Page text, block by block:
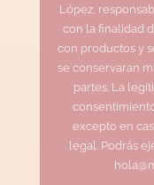
López,
con la finalidad
con productos y
se conservaran
partes. La
excepto en
legal. Podrás